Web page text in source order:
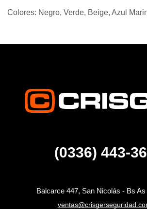
Colores: Negro, Verde, Beige, Azul
(0336) 443-
Balcarce 447, San Nicolás - Bs As